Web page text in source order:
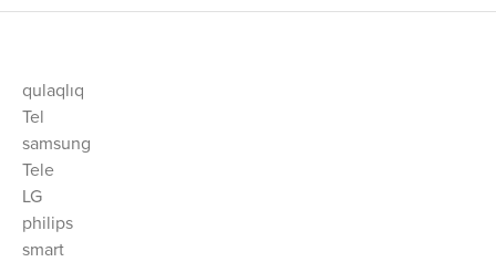
qulaqlıq
Tel
samsung
Tele
LG
philips
smart